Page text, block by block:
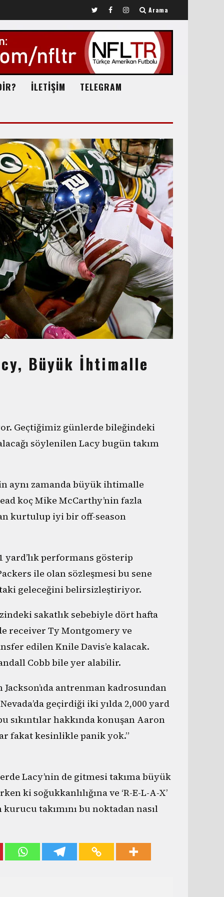
Arama
İLETİŞİM TELEGRAM
Büyük İhtimalle
Geçtiğimiz günlerde bileğindeki
söylenilen Lacy bugün takım
aynı zamanda büyük ihtimalle
koç Mike McCarthy’nin fazla
kurtulup iyi bir off-season
yard’lık performans gösterip
ile olan sözleşmesi bu sene
geleceğini belirsizleştiriyor.
sakatlık sebebiyle dört hafta
receiver Ty Montgomery ve
edilen Knile Davis’e kalacak.
Cobb bile yer alabilir.
antrenman kadrosundan
Nevada’da geçirdiği iki yılda 2,000 yard
sıkıntılar hakkında konuşan Aaron
fakat kesinlikle panik yok.”
Lacy’nin de gitmesi takıma büyük
ki soğukkanlılığına ve ‘R-E-L-A-X’
takımını bu noktadan nasıl